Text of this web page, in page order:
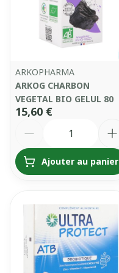
ARKOPHARMA
ARKOG CHARBON
VEGETAL BIO GELUL 80
15,60 €
Ajouter au panier